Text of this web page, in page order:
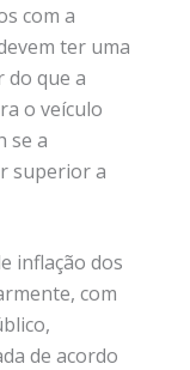
com a
ter uma
do que a
o veículo
se a
superior a
inflação dos
com
de acordo